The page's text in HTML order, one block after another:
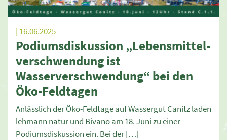
| 16.06.2025
Podiumsdiskussion „Lebensmittel-
verschwendung ist
Wasserverschwendung“ bei den
Öko-Feldtagen
Anlässlich der Öko-Feldtage auf Wassergut Canitz laden
lehmann natur und Bivano am 18. Juni zu einer
Podiumsdiskussion ein. Bei der […]